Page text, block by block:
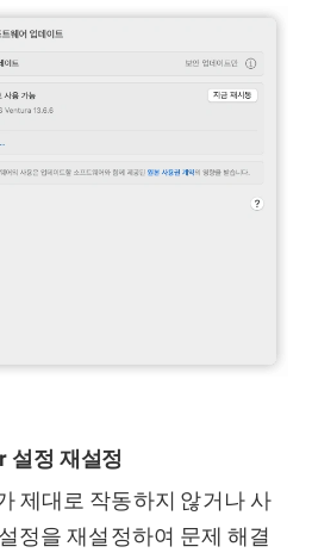
설정 재설정
제대로 작동하지 않거나 사
정을 재설정하여 문제 해결